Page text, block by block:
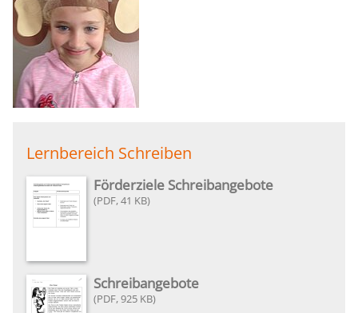
Lernbereich Schreiben
Förderziele Schreibangebote
41 KB
Schreibangebote
925 KB